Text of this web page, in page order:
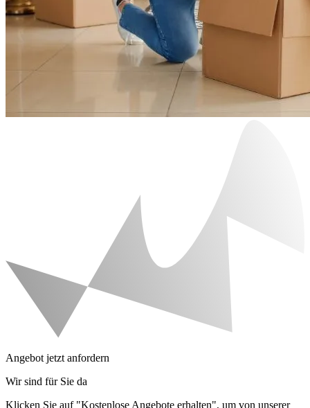
Angebot jetzt anfordern
Wir sind für Sie da
Klicken Sie auf "Kostenlose Angebote erhalten", um von unserer